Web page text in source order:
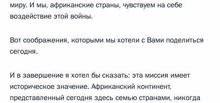
миру. И мы, африканские страны, чувствуем на себе
воздействие этой войны.
Вот соображения, которыми мы хотели с Вами поделиться
сегодня.
И в завершение я хотел бы сказать: эта миссия имеет
историческое значение. Африканский континент,
представленный сегодня здесь семью странами, никогда